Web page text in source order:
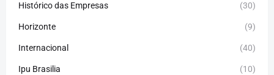
Histórico das Empresas (30)
Horizonte (9)
Internacional (40)
Ipu Brasilia (10)